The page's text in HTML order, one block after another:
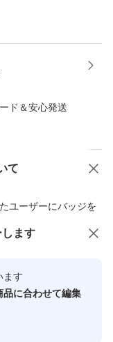
ド＆安心発送
て
ユーザーにバッジを
ーザーです
商品への質問
ます
ます
品に合わせて編集